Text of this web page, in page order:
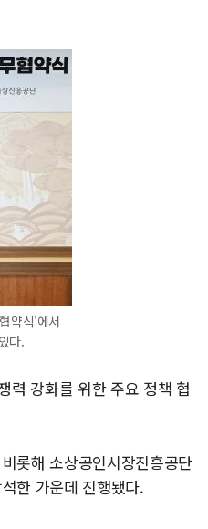
약식'에서
다.
력 강화를 위한 주요 정책 협
롯해 소상공인시장진흥공단
한 가운데 진행됐다.